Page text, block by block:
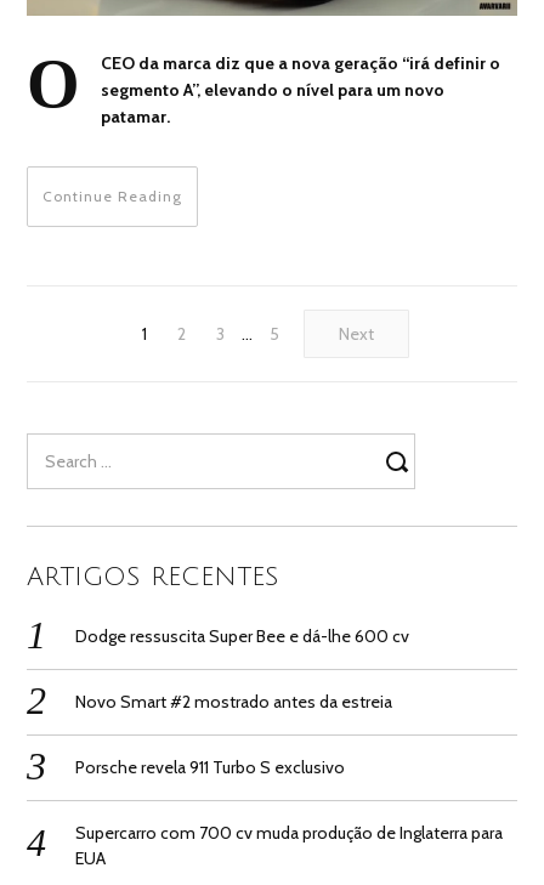
O
CEO da marca diz que a nova geração “irá definir o
segmento A”, elevando o nível para um novo
patamar.
Continue Reading
1 2 3 … 5 Next
for:
ARTIGOS RECENTES
Dodge ressuscita Super Bee e dá-lhe 600 cv
Novo Smart #2 mostrado antes da estreia
Porsche revela 911 Turbo S exclusivo
Supercarro com 700 cv muda produção de Inglaterra para
EUA